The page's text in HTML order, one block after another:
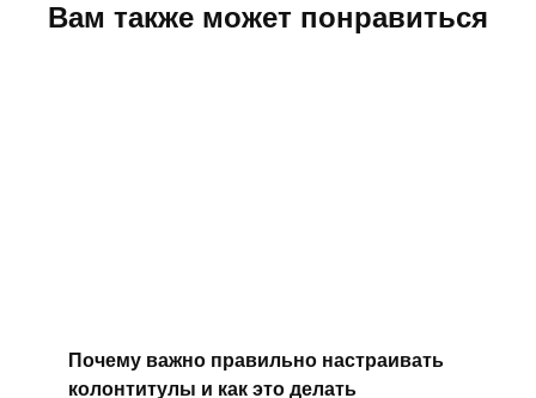
Вам также может понравиться
Почему важно правильно настраивать
колонтитулы и как это делать